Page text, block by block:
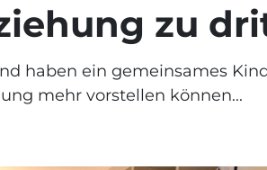
zu
haben ein gemeinsames
mehr vorstellen können...